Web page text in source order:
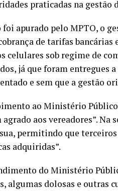
praticadas na gestão
foi apurado pelo MPTO, o
de tarifas
celulares sob regime de
já que foram entregues
e sem que a gestão
ao Ministério
agrado aos vereadores”.
permitindo que
adquiridas”.
do Ministério
algumas dolosas e outras